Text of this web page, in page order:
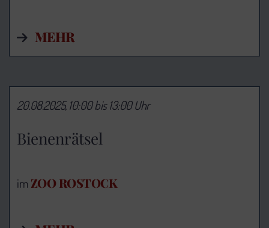
MEHR
Bienenrätsel
20.08.2025, 10:00 bis 13:00 Uhr
imZOO ROSTOCK